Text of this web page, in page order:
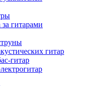
гитарами
гитар
гитар